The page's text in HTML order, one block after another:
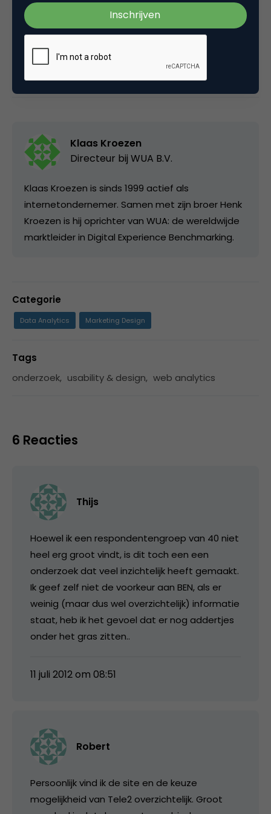
Deel dit artikel
Kopieer link
Klaas Kroezen
Directeur bij WUA B.V.
Klaas Kroezen is sinds 1999 actief als
internetondernemer. Samen met zijn broer Henk
Kroezen is hij oprichter van WUA: de wereldwijde
marktleider in Digital Experience Benchmarking.
Categorie
Data Analytics Marketing Design
Tags
onderzoek, usability & design, web analytics
6 Reacties
Thijs
Hoewel ik een respondentengroep van 40 niet
heel erg groot vindt, is dit toch een een
onderzoek dat veel inzichtelijk heeft gemaakt.
Ik geef zelf niet de voorkeur aan BEN, als er
weinig (maar dus wel overzichtelijk) informatie
staat, heb ik het gevoel dat er nog addertjes
onder het gras zitten..
11 juli 2012 om 08:51
Robert
Persoonlijk vind ik de site en de keuze
mogelijkheid van Tele2 overzichtelijk. Groot